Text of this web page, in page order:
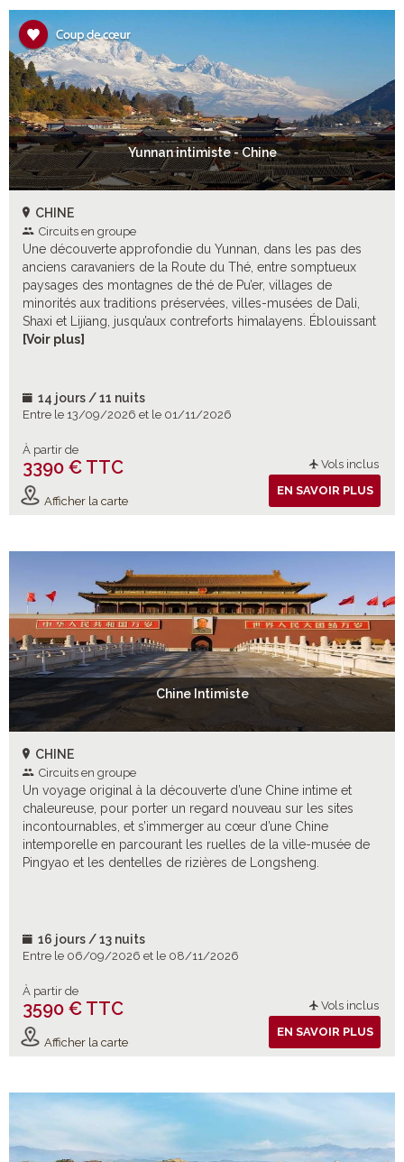
Yunnan intimiste - Chine
CHINE
Circuits en groupe
Une découverte approfondie du Yunnan, dans les pas des
anciens caravaniers de la Route du Thé, entre somptueux
paysages des montagnes de thé de Pu’er, villages de
minorités aux traditions préservées, villes-musées de Dali,
Shaxi et Lijiang, jusqu’aux contreforts himalayens. Éblouissant
[Voir plus]
14 jours / 11 nuits
Entre le 13/09/2026 et le 01/11/2026
À partir de
3390 € TTC Vols inclus
Afficher la carte
EN SAVOIR PLUS
Chine Intimiste
CHINE
Circuits en groupe
Un voyage original à la découverte d’une Chine intime et
chaleureuse, pour porter un regard nouveau sur les sites
incontournables, et s’immerger au cœur d’une Chine
intemporelle en parcourant les ruelles de la ville-musée de
Pingyao et les dentelles de rizières de Longsheng.
16 jours / 13 nuits
Entre le 06/09/2026 et le 08/11/2026
À partir de
3590 € TTC Vols inclus
Afficher la carte
EN SAVOIR PLUS